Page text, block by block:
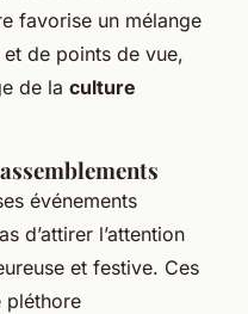
favorise un mélange
et de points de vue,
de la culture
événements
d’attirer l’attention
et festive. Ces
pléthore